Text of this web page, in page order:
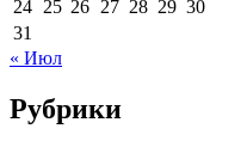
24 25 26 27 28 29 30
31
« Июл
Рубрики